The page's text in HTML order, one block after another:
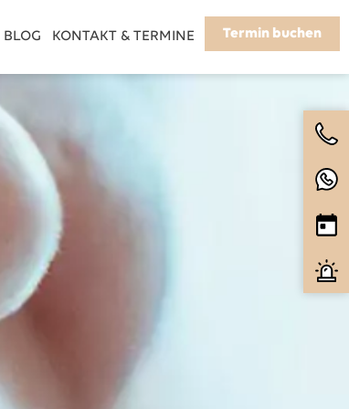
BLOG KONTAKT & TERMINE Termin buchen